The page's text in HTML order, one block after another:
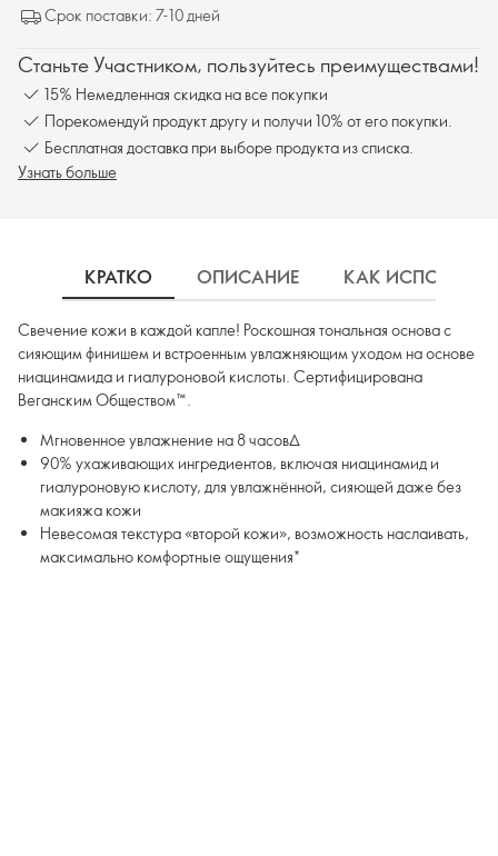
Срок поставки: 7-10 дней
Станьте Участником, пользуйтесь преимуществами!
15% Немедленная скидка на все покупки
Порекомендуй продукт другу и получи 10% от его покупки.
Бесплатная доставка при выборе продукта из списка.
Узнать больше
КРАТКО ОПИСАНИЕ КАК
Свечение кожи в каждой капле! Роскошная тональная основа с
сияющим финишем и встроенным увлажняющим уходом на основе
ниацинамида и гиалуроновой кислоты. Сертифицирована
Веганским Обществом™.
Мгновенное увлажнение на 8 часов∆
90% ухаживающих ингредиентов, включая ниацинамид и
гиалуроновую кислоту, для увлажнённой, сияющей даже без
макияжа кожи
Невесомая текстура «второй кожи», возможность наслаивать,
макcимально комфортные ощущения*